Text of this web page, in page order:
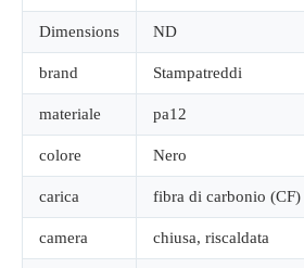
Dimensions ND
brand Stampatreddi
materiale pa12
colore Nero
carica fibra di carbonio (CF)
camera chiusa, riscaldata